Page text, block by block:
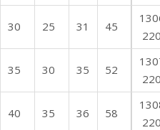
30 25 31 45
35 30 35 52
40 35 36 58